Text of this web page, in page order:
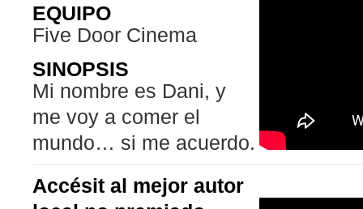
EQUIPO
Five Door Cinema
SINOPSIS
Mi nombre es Dani, y
me voy a comer el
mundo… si me acuerdo.
Accésit al mejor autor